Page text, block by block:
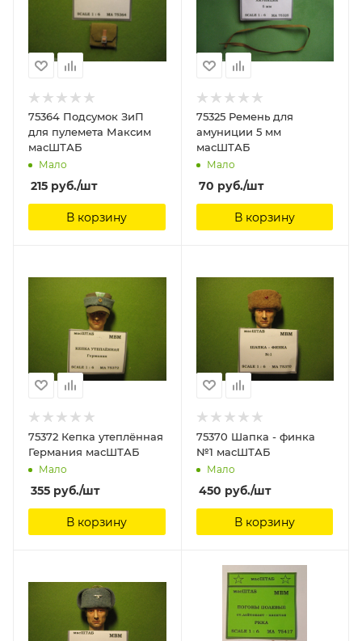
75364 Подсумок ЗиП
для пулемета Максим
масШТАБ
Мало
215 руб./шт
В корзину
75325 Ремень для
амуниции 5 мм
масШТАБ
Мало
70 руб./шт
В корзину
75372 Кепка утеплённая
Германия масШТАБ
Мало
355 руб./шт
В корзину
75370 Шапка - финка
№1 масШТАБ
Мало
450 руб./шт
В корзину